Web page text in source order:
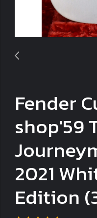
Fender
shop'59
2021
Edition